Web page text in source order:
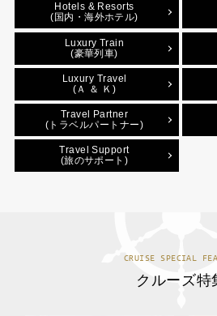
Hotels & Resorts
(国内・海外ホテル)
Luxury Train
(豪華列車)
Luxury Travel
(Ａ ＆ Ｋ)
Travel Partner
(トラベルパートナー)
Travel Support
(旅のサポート)
CRUISE SPECIAL
クルーズ特